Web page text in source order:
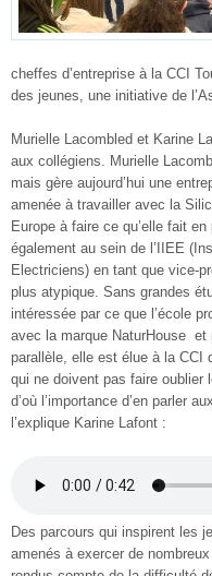
cheffes d’entreprise à la CCI
des jeunes, une initiative de
Murielle Lacombled et Karine
aux collégiens. Murielle
mais gère aujourd’hui une
amenée à travailler avec la
Europe à faire ce qu’elle fait
également au sein de l’IIEE
Electriciens) en tant que vice-
plus atypique. Sans grandes
intéressée par ce que l’école
avec la marque NaturHouse
parallèle, elle est élue à la CCI
qui ne doivent pas faire oublier
d’où l’importance d’en parler
l’explique Karine Lafont :
Des parcours qui inspirent les
amenés à exercer de